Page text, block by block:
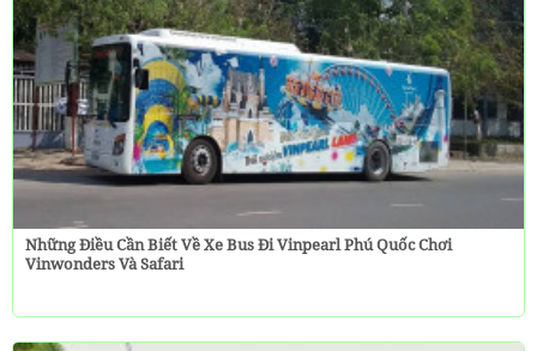
Những Điều Cần Biết Về Xe Bus Đi Vinpearl Phú Quốc Chơi
Vinwonders Và Safari